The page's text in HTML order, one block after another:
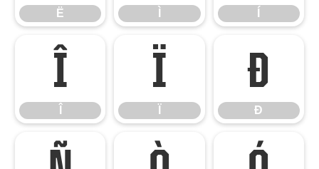
Ë
Î Ï Ð
Ð